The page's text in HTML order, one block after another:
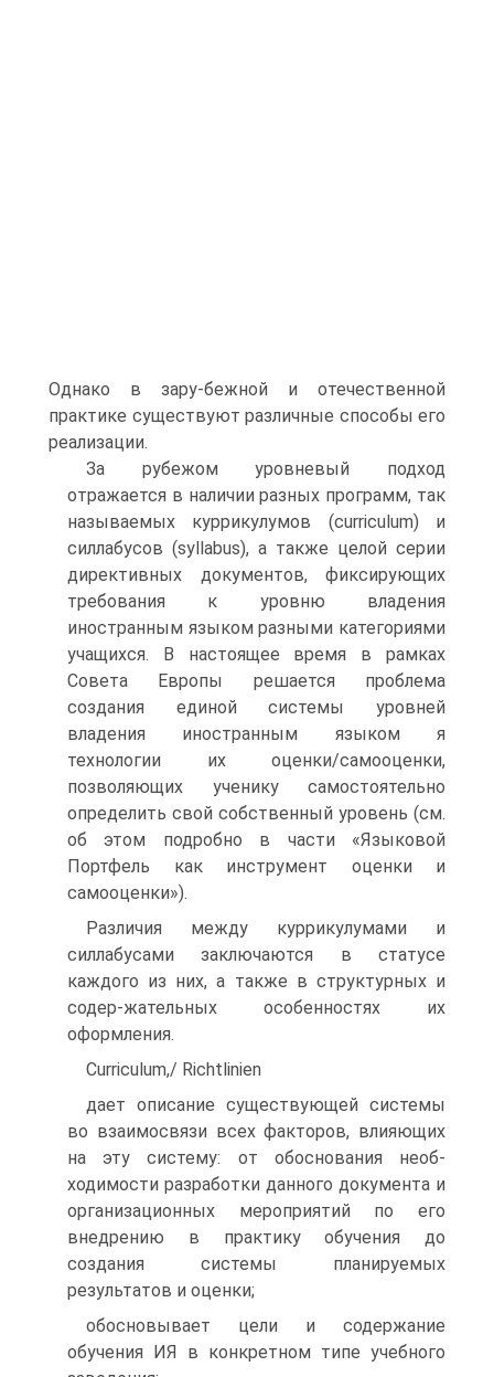
Однако в зару-бежной и отечественной
практике существуют различные способы его
реализации.
За рубежом уровневый подход
отражается в наличии разных программ, так
называемых куррикулумов (curriculum) и
силлабусов (syllabus), а также целой серии
директивных документов, фиксирующих
требования к уровню владения
иностранным языком разными категориями
учащихся. В настоящее время в рамках
Совета Европы решается проблема
создания единой системы уровней
владения иностранным языком я
технологии их оценки/самооценки,
позволяющих ученику самостоятельно
определить свой собственный уровень (см.
об этом подробно в части «Языковой
Портфель как инструмент оценки и
самооценки»).
Различия между куррикулумами и
силлабусами заключаются в статусе
каждого из них, а также в структурных и
содер-жательных особенностях их
оформления.
Curriculum,/ Richtlinien
дает описание существующей системы
во взаимосвязи всех факторов, влияющих
на эту систему: от обоснования необ-
ходимости разработки данного документа и
организационных мероприятий по его
внедрению в практику обучения до
создания системы планируемых
результатов и оценки;
обосновывает цели и содержание
обучения ИЯ в конкретном типе учебного